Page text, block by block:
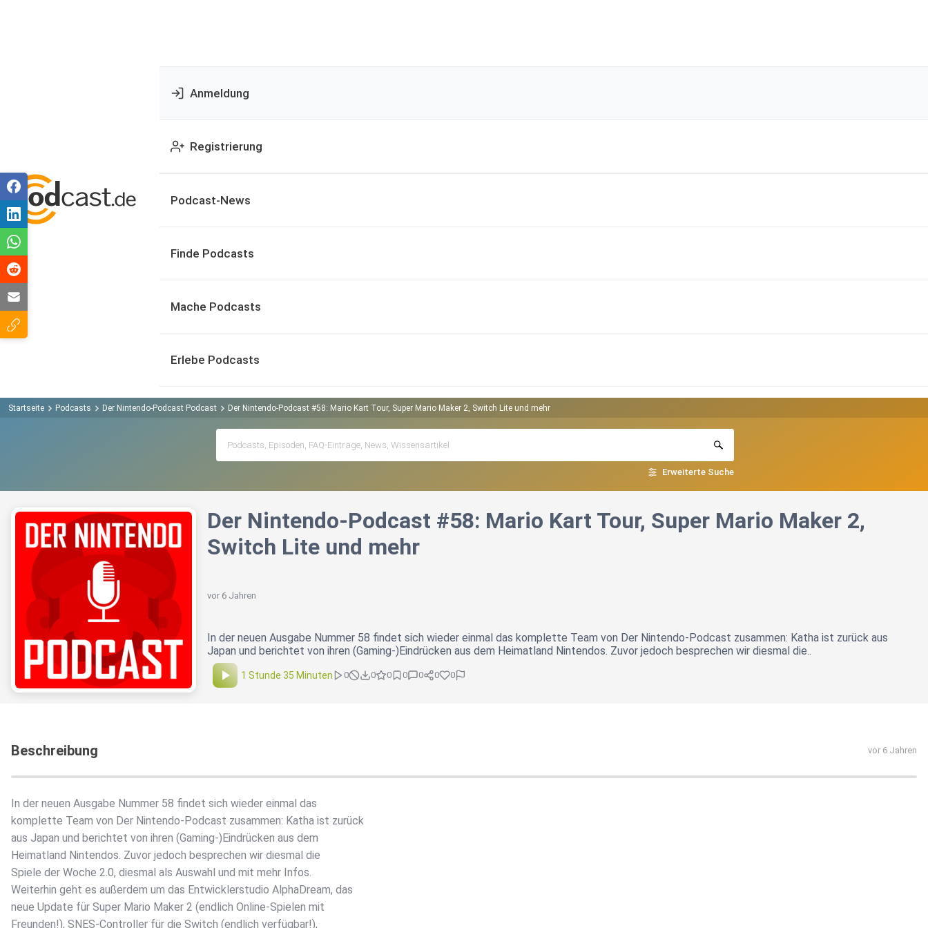
Anmeldung
Registrierung
Podcast-News
Finde Podcasts
Mache Podcasts
Erlebe Podcasts
Startseite Podcasts Der Nintendo-Podcast Podcast Der Nintendo-Podcast #58: Mario Kart Tour, Super Mario Maker 2, Switch Lite und mehr
Erweiterte Suche
Der Nintendo-Podcast #58: Mario Kart Tour, Super Mario Maker 2,
Switch Lite und mehr
vor 6 Jahren
In der neuen Ausgabe Nummer 58 findet sich wieder einmal das komplette Team von Der Nintendo-Podcast zusammen: Katha ist zurück aus
Japan und berichtet von ihren (Gaming-)Eindrücken aus dem Heimatland Nintendos. Zuvor jedoch besprechen wir diesmal die..
1 Stunde 35 Minuten 0 0 0 0 0 0 0
Beschreibung vor 6 Jahren
In der neuen Ausgabe Nummer 58 findet sich wieder einmal das
komplette Team von Der Nintendo-Podcast zusammen: Katha ist zurück
aus Japan und berichtet von ihren (Gaming-)Eindrücken aus dem
Heimatland Nintendos. Zuvor jedoch besprechen wir diesmal die
Spiele der Woche 2.0, diesmal als Auswahl und mit mehr Infos.
Weiterhin geht es außerdem um das Entwicklerstudio AlphaDream, das
neue Update für Super Mario Maker 2 (endlich Online-Spielen mit
Freunden!), SNES-Controller für die Switch (endlich verfügbar!),